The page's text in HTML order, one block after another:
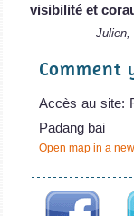
visibilité et
Julien,
Comment
Accès au site:
Padang bai
Open map in a